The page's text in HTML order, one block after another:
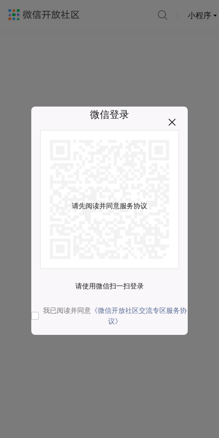
小程序
微信登录
请先阅读并同意服务协议
请使用微信扫一扫登录
我已阅读并同意 《微信开放社区交流专区服务协
议》